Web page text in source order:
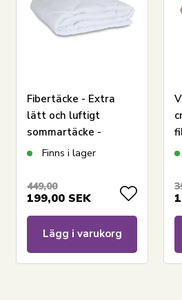
Fibertäcke - Extra
lätt och luftigt
sommartäcke -
150x210 cm - Zen
Finns i lager
449,00
199,00 SEK
Lägg i varukorg